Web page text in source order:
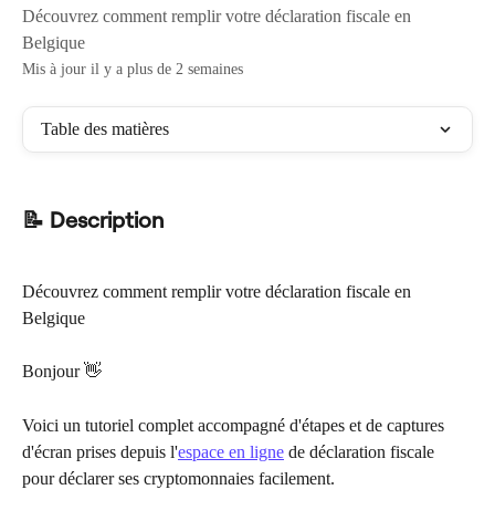
Découvrez comment remplir votre déclaration fiscale en
Belgique
Mis à jour il y a plus de 2 semaines
Table des matières
📝 Description
Découvrez comment remplir votre déclaration fiscale en
Belgique
Bonjour 👋
Voici un tutoriel complet accompagné d'étapes et de captures
d'écran prises depuis l'espace en ligne de déclaration fiscale
pour déclarer ses cryptomonnaies facilement.